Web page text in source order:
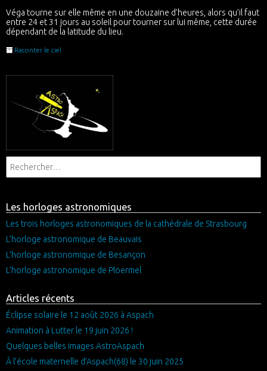
Véga tourne sur elle même en une douzaine d’heures, alors qu’il faut
entre 24 et 31 jours au soleil pour tourner sur lui même, cette durée
dépendant de la latitude du lieu.
Raconter le ciel
Les horloges astronomiques
Les trois horloges astronomiques de la cathédrale de Strasbourg
L’horloge astronomique de Beauvais
L’horloge astronomique de Besançon
L’horloge astronomique de Plöermel
Articles récents
Éclipse solaire le 12 août 2026 à Aspach
Animation à Lutter le 19 juin 2026 !
Quelques belles images AstroAspach
À l’école maternelle d’Aspach(68) le 30 juin 2025